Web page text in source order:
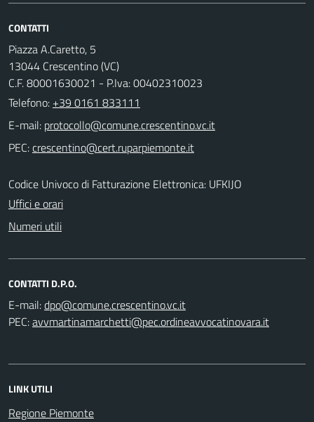
CONTATTI
Piazza A.Caretto, 5
13044 Crescentino (VC)
C.F. 80001630021 - P.Iva: 00402310023
Telefono: +39 0161 833111
E-mail:
PEC:
Codice Univoco di Fatturazione Elettronica: UFKIJO
Uffici e orari
Numeri utili
CONTATTI D.P.O.
E-mail:
PEC:
LINK UTILI
Regione Piemonte